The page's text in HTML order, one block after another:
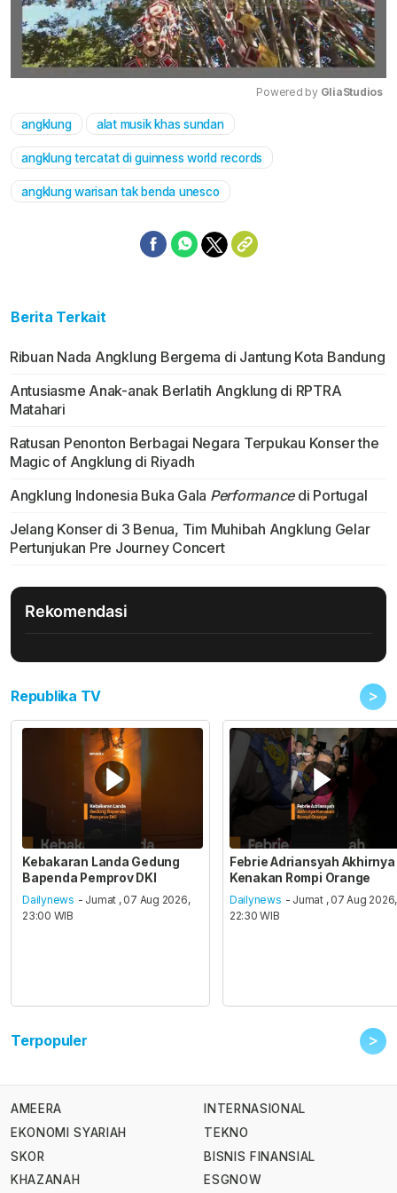
Powered by GliaStudios
angklung alat musik khas sundan
angklung tercatat di guinness world records
angklung warisan tak benda unesco
Berita Terkait
Ribuan Nada Angklung Bergema di Jantung Kota Bandung
Antusiasme Anak-anak Berlatih Angklung di RPTRA
Matahari
Ratusan Penonton Berbagai Negara Terpukau Konser the
Magic of Angklung di Riyadh
Angklung Indonesia Buka Gala Performancedi Portugal
Jelang Konser di 3 Benua, Tim Muhibah Angklung Gelar
Pertunjukan Pre Journey Concert
Rekomendasi
Republika TV >
Kebakaran Landa Gedung
Bapenda Pemprov DKI
Dailynews - Jumat , 07 Aug 2026,
23:00 WIB
Febrie Adriansyah Akhirnya
Kenakan Rompi Orange
Dailynews - Jumat , 07 Aug 2026,
22:30 WIB
Terpopuler >
AMEERA
EKONOMI SYARIAH
SKOR
KHAZANAH
INTERNASIONAL
TEKNO
BISNIS FINANSIAL
ESGNOW